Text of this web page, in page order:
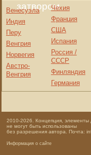
затвором
Венесуэла
Индия
Перу
Венгрия
Норвегия
Австро-
Венгрия
Чехия
Франция
США
Испания
Россия /
СССР
Финляндия
Германия
2010-2026. Концепция,
не могут быть использованы
без разрешения автора. Почта:
Информация о сайте